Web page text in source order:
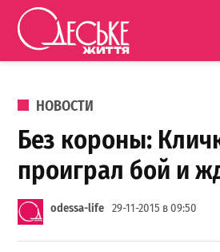
Перейти к содержанию
життя
ОПУБЛИКОВАНО В
НОВОСТИ
Без короны:
проиграл бой и
odessa-life 29-11-2015 в 09:50